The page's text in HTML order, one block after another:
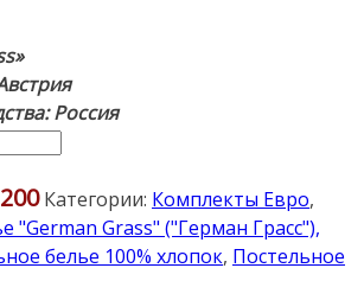
Россия
Категории: Комплекты Евро,
"German Grass" ("Герман Грасс"),
белье 100% хлопок, Постельное